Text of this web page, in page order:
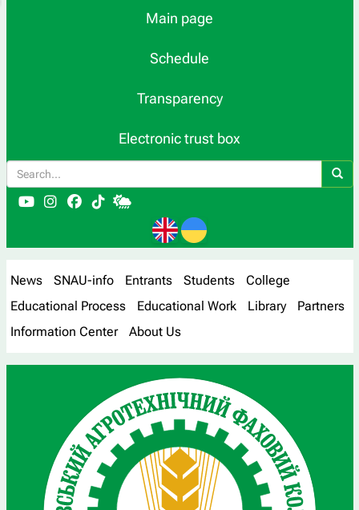
Main page
Schedule
Transparency
Electronic trust box
News SNAU-info Entrants Students
College
Educational Process
Educational Work Library
Partners
Information Center
About Us